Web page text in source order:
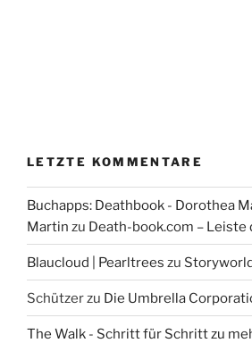
LETZTE KOMMENTARE
Buchapps: Deathbook - Dorothea
Martin zu Death-book.com – Leiste
Blaucloud | Pearltrees zu
Schützerzu Die Umbrella
The Walk - Schritt für Schritt zu